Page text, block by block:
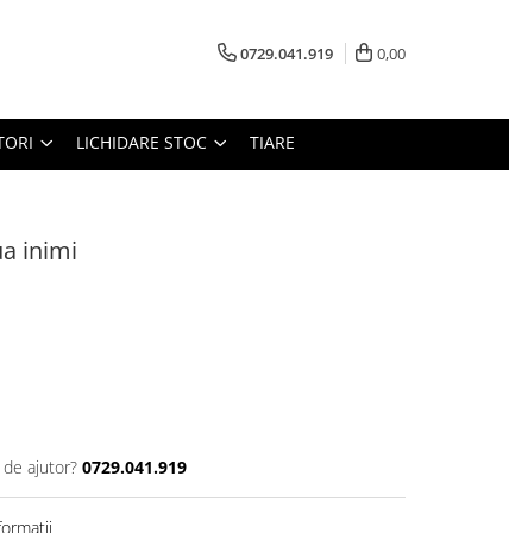
0729.041.919 0,00
LICHIDARE STOC TIARE
inimi
ajutor? 0729.041.919